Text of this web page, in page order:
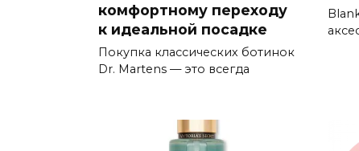
комфортному переходу
к идеальной посадке
Покупка классических ботинок
Dr. Martens — это всегда